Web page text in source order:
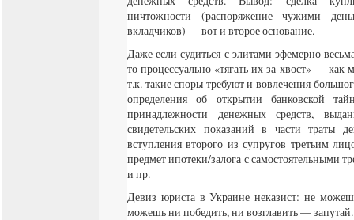
ничтожности (распоряжение чужими
вкладчиков) — вот и второе основание.
Даже если судиться с элитами эфемерно
то процессуально «тягать их за хвост» —
т.к. такие споры требуют и вовлечения
определения об открытии банковской
принадлежности денежных средств,
свидетельских показаний в части траты
вступления второго из супругов третьим
предмет ипотеки/залога с самостоятельными
и пр.
Девиз юриста в Украине неказист: не
можешь ни победить, ни возглавить — запутай.